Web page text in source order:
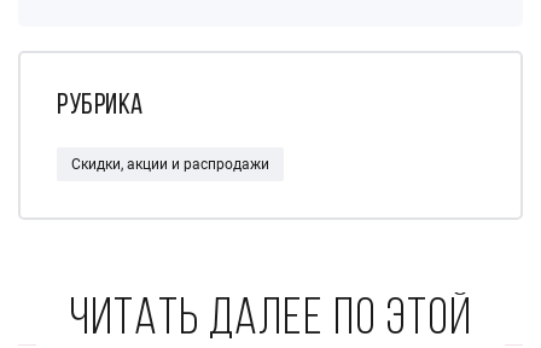
Рубрика
Скидки, акции и распродажи
Читать далее по этой